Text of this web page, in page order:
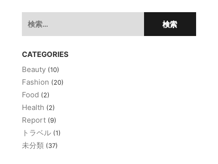
索:
CATEGORIES
Beauty (10)
Fashion (20)
Food (2)
Health (2)
Report (9)
トラベル (1)
未分類 (37)